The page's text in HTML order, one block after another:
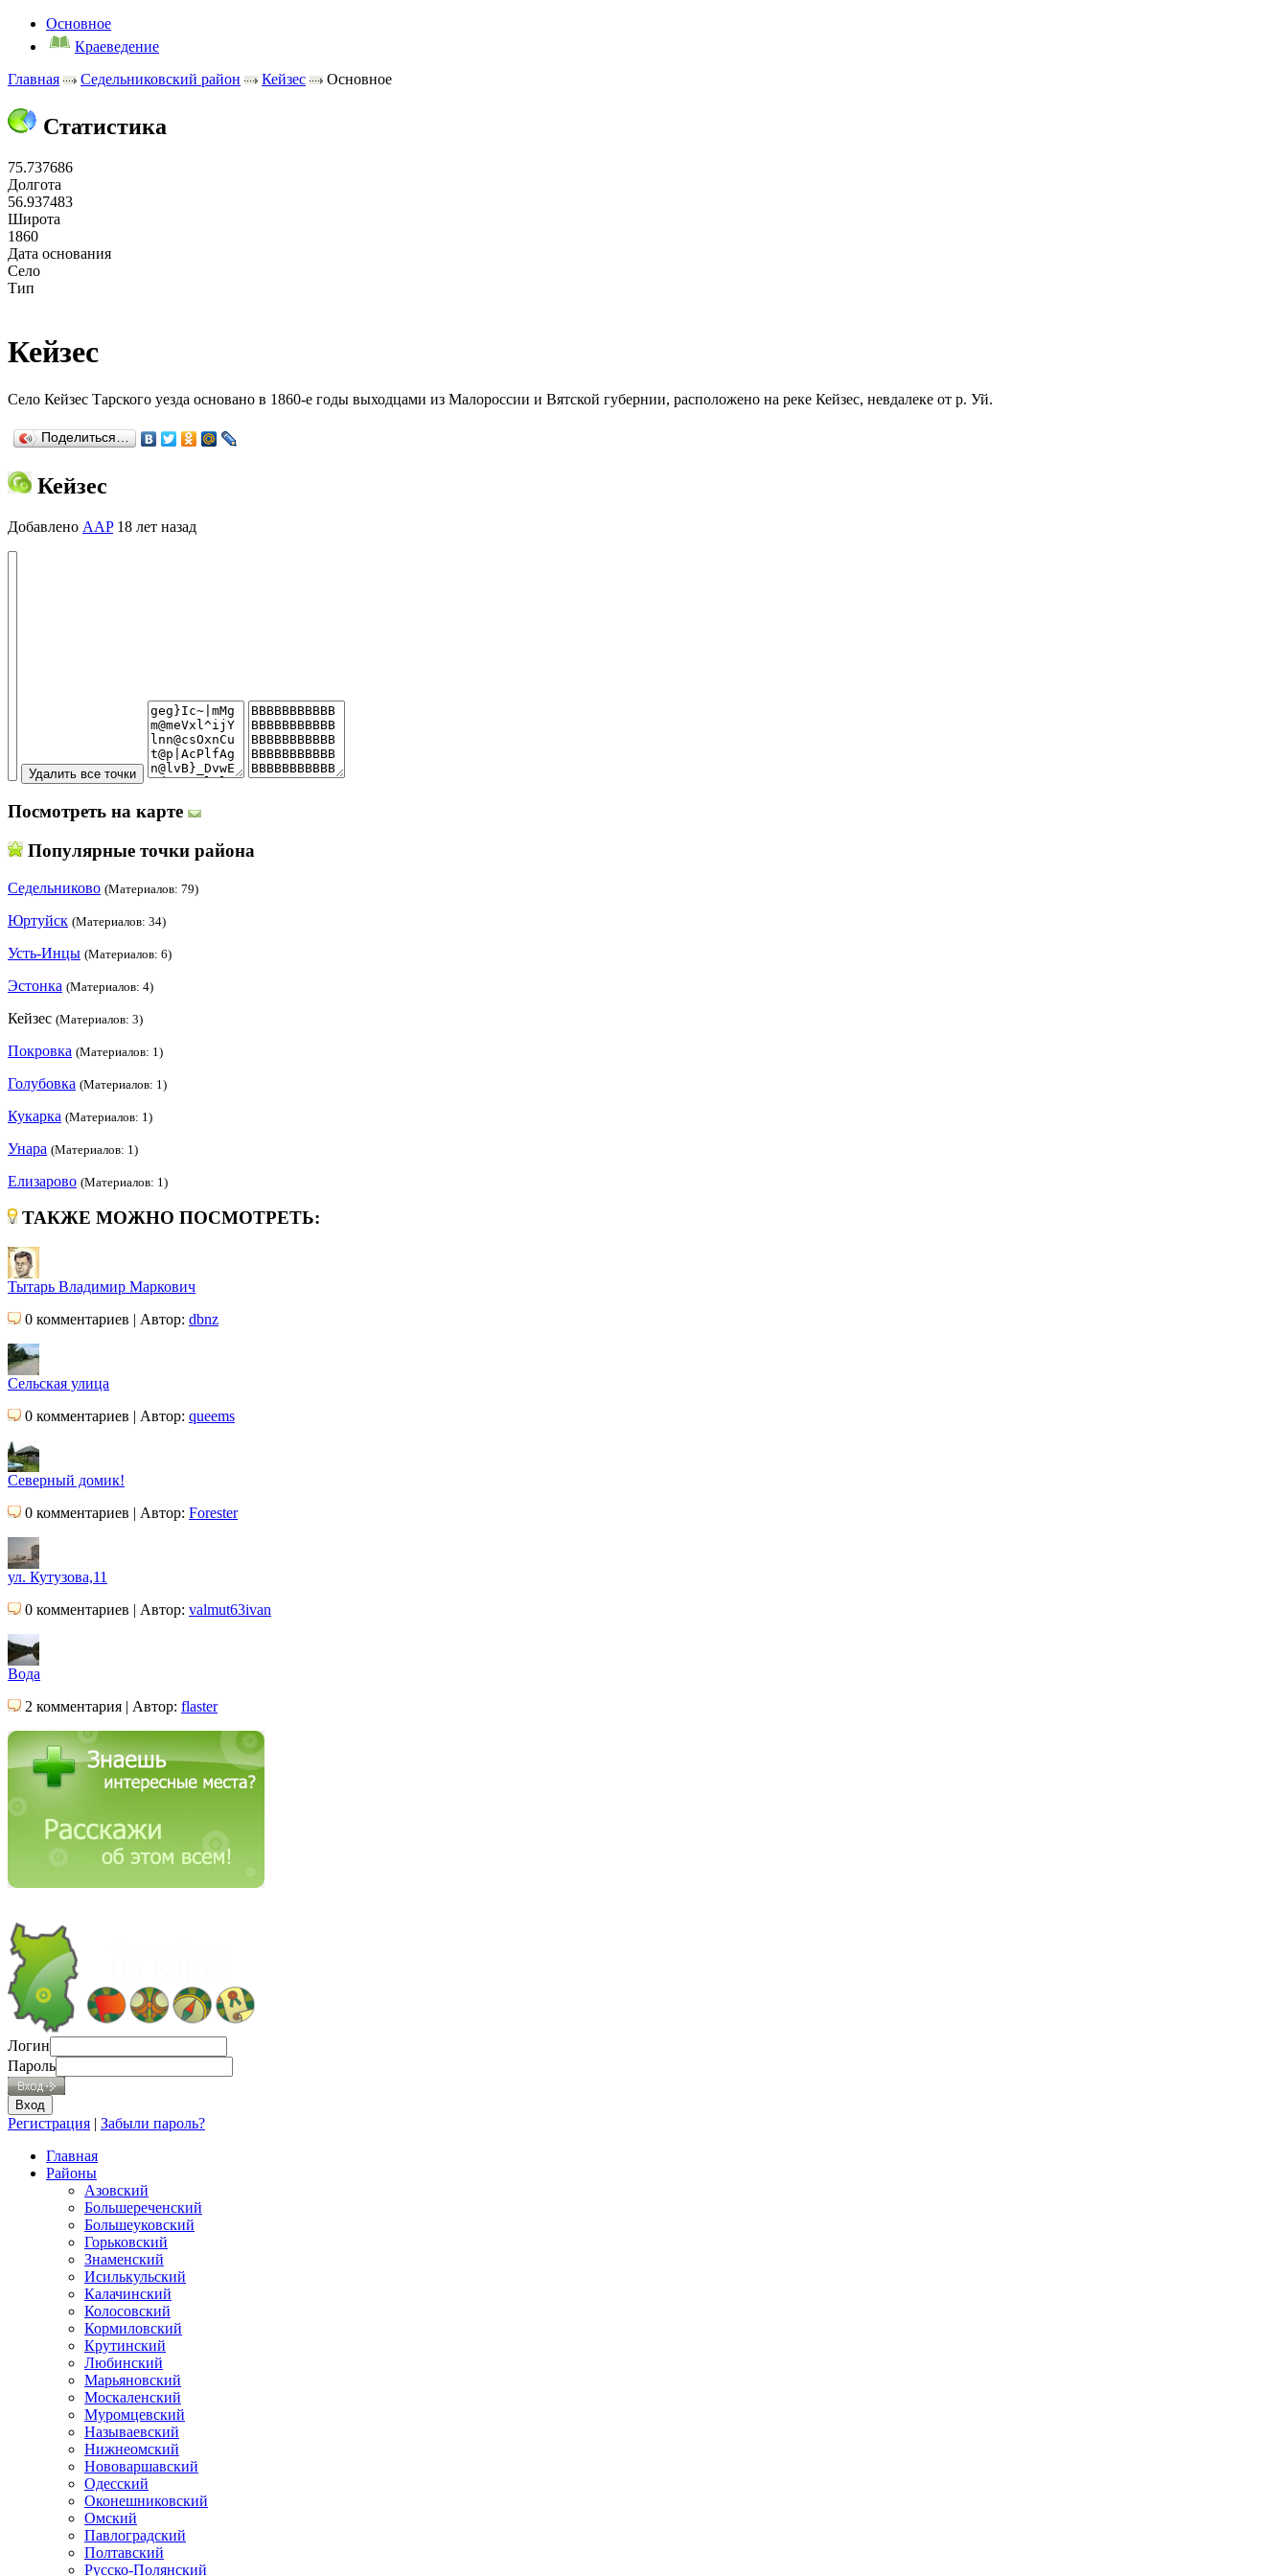
Основное
Краеведение
Главная
Седельниковский район Кейзес Основное
Статистика
75.737686
Долгота
56.937483
Широта
1860
Дата основания
Село
Тип
Кейзес
Село Кейзес Тарского уезда основано в 1860-е годы выходцами из Малороссии и Вятской губернии, расположено на реке Кейзес, невдалеке от р. Уй.
Поделиться…
Кейзес
Добавлено AAP18 лет назад
Посмотреть на карте
Популярные точки района
Седельниково (Материалов: 79)
Юртуйск (Материалов: 34)
Усть-Инцы (Материалов: 6)
Эстонка (Материалов: 4)
Кейзес (Материалов: 3)
Покровка (Материалов: 1)
Голубовка (Материалов: 1)
Кукарка (Материалов: 1)
Унара (Материалов: 1)
Елизарово (Материалов: 1)
ТАКЖЕ МОЖНО ПОСМОТРЕТЬ:
Тытарь Владимир Маркович
0 комментариев | Автор: dbnz
Сельская улица
0 комментариев | Автор: queems
Северный домик!
0 комментариев | Автор: Forester
ул. Кутузова,11
0 комментариев | Автор: valmut63ivan
Вода
2 комментария | Автор: flaster
Логин
Пароль
Регистрация | Забыли пароль?
Главная
Районы
Азовский
Большереченский
Большеуковский
Горьковский
Знаменский
Исилькульский
Калачинский
Колосовский
Кормиловский
Крутинский
Любинский
Марьяновский
Москаленский
Муромцевский
Называевский
Нижнеомский
Нововаршавский
Одесский
Оконешниковский
Омский
Павлоградский
Полтавский
Русско-Полянский